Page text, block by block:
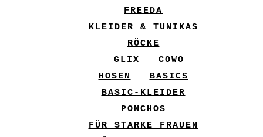
FREEDA
KLEIDER & TUNIKAS
RÖCKE
GLIX
COWO
HOSEN
BASICS
BASIC-KLEIDER
PONCHOS
FÜR STARKE FRAUEN